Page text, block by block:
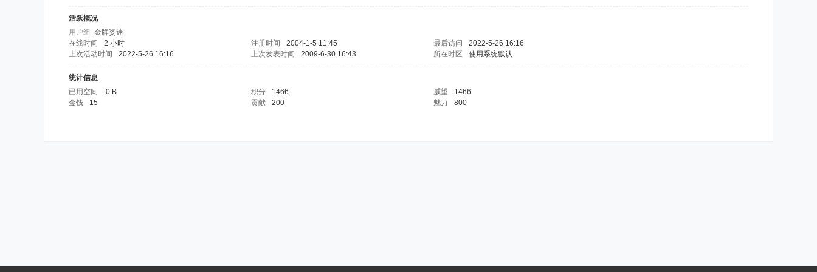
活跃概况
用户组 金牌姿迷
在线时间
2 小时 注册时间 2004-1-5 11:45 最后访问
2022-5-26 16:16
上次活动时间
2022-5-26 16:16 上次发表时间 2009-6-30 16:43 所在时区 使用系统默认
统计信息
已用空间
0 B 积分 1466 威望
1466
金钱
15 贡献 200 魅力 800